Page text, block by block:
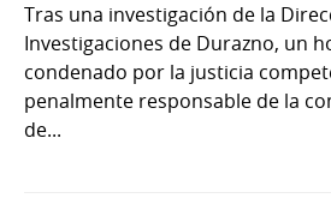
Tras una investigación de la
Investigaciones de Durazno, un
condenado por la justicia
penalmente responsable de la
de...